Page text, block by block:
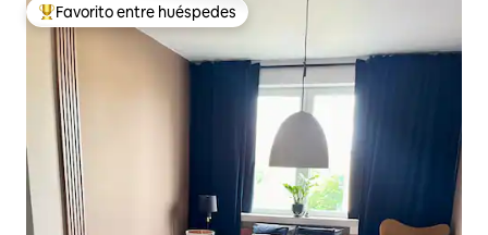
Favorito entre los huéspedes más destacados
Favorito entre huéspedes